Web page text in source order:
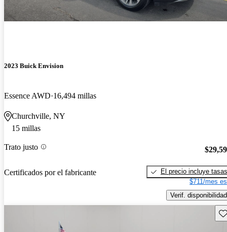
2023 Buick Envision
Essence AWD 16,494 millas
Churchville, NY
15 millas
Trato justo
Certificados por el fabricante
El precio incluye tasas
$711/mes
Verif. disponibilidad